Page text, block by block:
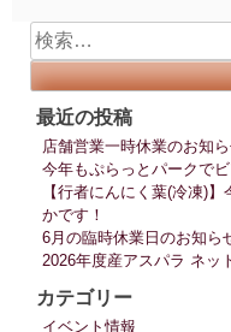
検
索:
最近の投稿
店舗営業一時休業のお知
今年もぷらっとパークで
【行者にんにく葉(冷凍)
かです！
6月の臨時休業日のお知ら
2026年度産アスパラ ネッ
カテゴリー
イベント情報